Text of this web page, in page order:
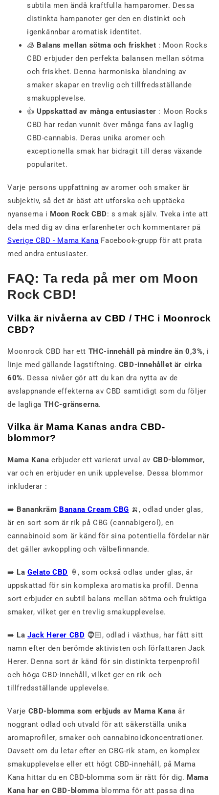
subtila men ändå kraftfulla hamparomer. Dessa
distinkta hampanoter ger den en distinkt och
igenkännbar aromatisk identitet.
🧊 Balans mellan sötma och friskhet : Moon Rocks
CBD erbjuder den perfekta balansen mellan sötma
och friskhet. Denna harmoniska blandning av
smaker skapar en trevlig och tillfredsställande
smakupplevelse.
👍Uppskattad av många entusiaster : Moon Rocks
CBD har redan vunnit över många fans av laglig
CBD-cannabis. Deras unika aromer och
exceptionella smak har bidragit till deras växande
popularitet.
Varje persons uppfattning av aromer och smaker är
subjektiv, så det är bäst att utforska och upptäcka
nyanserna i Moon Rock CBD: s smak själv. Tveka inte att
dela med dig av dina erfarenheter och kommentarer på
Sverige CBD - Mama Kana Facebook-grupp för att prata
med andra entusiaster.
FAQ: Ta reda på mer om Moon
Rock CBD!
Vilka är nivåerna av CBD / THC i Moonrock
CBD?
Moonrock CBD har ett THC-innehåll på mindre än 0,3%, i
linje med gällande lagstiftning. CBD-innehållet är cirka
60%. Dessa nivåer gör att du kan dra nytta av de
avslappnande effekterna av CBD samtidigt som du följer
de lagliga THC-gränserna.
Vilka är Mama Kanas andra CBD-
blommor?
Mama Kana erbjuder ett varierat urval av CBD-blommor,
var och en erbjuder en unik upplevelse. Dessa blommor
inkluderar :
➡️ Banankräm Banana Cream CBG 🍌, odlad under glas,
är en sort som är rik på CBG (cannabigerol), en
cannabinoid som är känd för sina potentiella fördelar när
det gäller avkoppling och välbefinnande.
➡️ LaGelato CBD 🍦, som också odlas under glas, är
uppskattad för sin komplexa aromatiska profil. Denna
sort erbjuder en subtil balans mellan sötma och fruktiga
smaker, vilket ger en trevlig smakupplevelse.
➡️ LaJack Herer CBD 🧔🏻, odlad i växthus, har fått sitt
namn efter den berömde aktivisten och författaren Jack
Herer. Denna sort är känd för sin distinkta terpenprofil
och höga CBD-innehåll, vilket ger en rik och
tillfredsställande upplevelse.
Varje CBD-blomma som erbjuds av Mama Kana är
noggrant odlad och utvald för att säkerställa unika
aromaprofiler, smaker och cannabinoidkoncentrationer.
Oavsett om du letar efter en CBG-rik stam, en komplex
smakupplevelse eller ett högt CBD-innehåll, på Mama
Kana hittar du en CBD-blomma som är rätt för dig. Mama
Kana har en CBD-blomma blomma för att passa dina